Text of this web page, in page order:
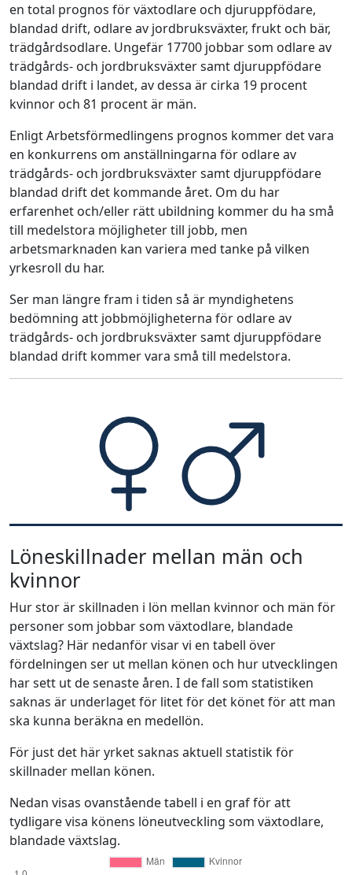
en total prognos för växtodlare och djuruppfödare,
blandad drift, odlare av jordbruksväxter, frukt och bär,
trädgårdsodlare. Ungefär 17700 jobbar som odlare av
trädgårds- och jordbruksväxter samt djuruppfödare
blandad drift i landet, av dessa är cirka 19 procent
kvinnor och 81 procent är män.
Enligt Arbetsförmedlingens prognos kommer det vara
en konkurrens om anställningarna för odlare av
trädgårds- och jordbruksväxter samt djuruppfödare
blandad drift det kommande året. Om du har
erfarenhet och/eller rätt ubildning kommer du ha små
till medelstora möjligheter till jobb, men
arbetsmarknaden kan variera med tanke på vilken
yrkesroll du har.
Ser man längre fram i tiden så är myndighetens
bedömning att jobbmöjligheterna för odlare av
trädgårds- och jordbruksväxter samt djuruppfödare
blandad drift kommer vara små till medelstora.
Löneskillnader mellan män och
kvinnor
Hur stor är skillnaden i lön mellan kvinnor och män för
personer som jobbar som växtodlare, blandade
växtslag? Här nedanför visar vi en tabell över
fördelningen ser ut mellan könen och hur utvecklingen
har sett ut de senaste åren. I de fall som statistiken
saknas är underlaget för litet för det könet för att man
ska kunna beräkna en medellön.
För just det här yrket saknas aktuell statistik för
skillnader mellan könen.
Nedan visas ovanstående tabell i en graf för att
tydligare visa könens löneutveckling som växtodlare,
blandade växtslag.